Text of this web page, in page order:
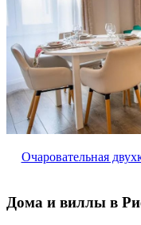
Очаровательная
Дома и виллы в